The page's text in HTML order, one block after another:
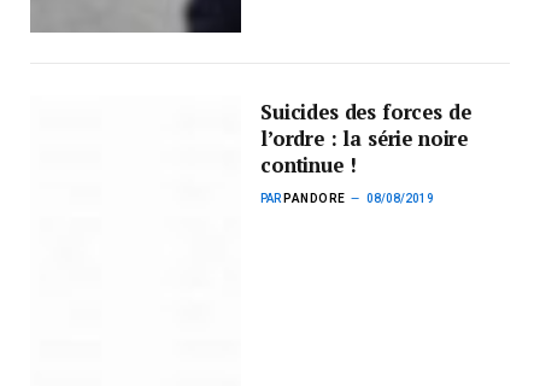
Suicides des forces de
l’ordre : la série noire
continue !
PAR PANDORE 08/08/2019